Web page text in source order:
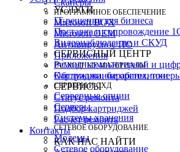
Сканеры
ПРОГРАММНОЕ ОБЕСПЕЧЕНИЕ
Microsoft BOX
Microsoft OEM
Антивирусное ПО
Приложения
РАСХОДНЫЕ МАТЕРИАЛЫ
Картриджи, барабаны,
СЕРВЕРЫ И СХД
Серверные опции
Серверы
Системы хранения
СЕТЕВОЕ ОБОРУДОВАНИЕ
Модемы
Сетевое оборудование
УСЛУГИ
IT-решения для бизнеса
Поставка и сопровождение
Видеонаблюдение и СКУД
СЕРВИСНЫЙ ЦЕНТР
Ремонт компьютерной и
Обслуживание оргтехники
СЕРВИСЫ
Статус ремонта
Подбор картриджей
Расчет ремонта
Контакты
КАК НАС НАЙТИ